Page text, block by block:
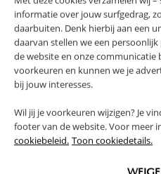
informatie over jouw surfgedrag,
daarbuiten. Denk hierbij aan een
daarvan stellen we een
de website en onze
voorkeuren en kunnen we je
bij jouw interesses.
Wil jij je voorkeuren wijzigen? Je
footer van de website. Voor meer
cookiebeleid. Toon cookiedetails.
High-contrast mode
VAAK SAMEN